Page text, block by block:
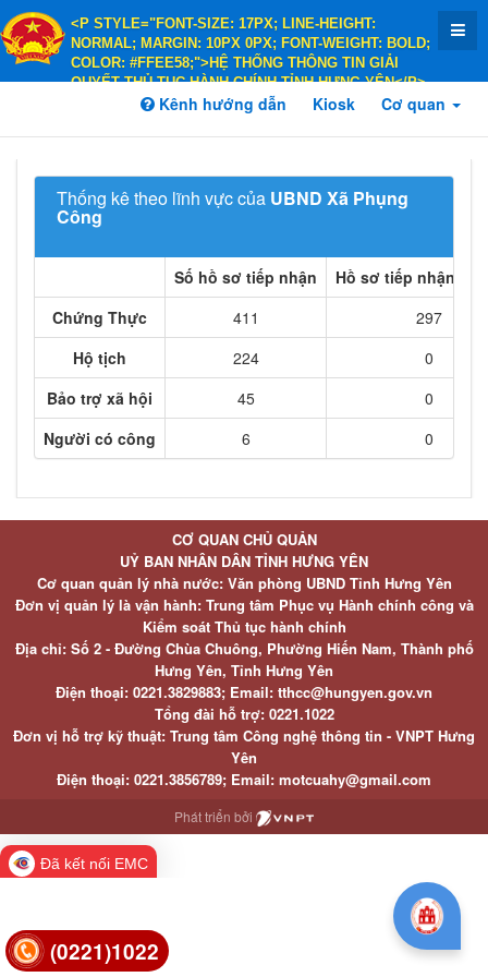
<P STYLE="FONT-SIZE: 17PX; LINE-HEIGHT:
NORMAL; MARGIN: 10PX 0PX; FONT-WEIGHT: BOLD;
COLOR: #FFEE58;">HỆ THỐNG THÔNG TIN GIẢI
QUYẾT THỦ TỤC HÀNH CHÍNH TỈNH HƯNG YÊN</P>
<P STYLE="FONT-SIZE: 14PX; LINE-HEIGHT:
COLOR: #FFEE58;">HÀNH CHÍNH PHỤC VỤ</P>
Kênh hướng dẫn Kiosk Cơ quan
Thống kê theo lĩnh vực của UBND Xã Phụng
Công
Số hồ sơ tiếp nhận
Hồ sơ tiếp nhận
Chứng Thực
411
297
Hộ tịch
224
0
Bảo trợ xã hội
45
0
Người có công
6 0
(0221)1022
CƠ QUAN CHỦ QUẢN
UỶ BAN NHÂN DÂN TỈNH HƯNG YÊN
Cơ quan quản lý nhà nước: Văn phòng UBND Tỉnh Hưng Yên
Đơn vị quản lý là vận hành: Trung tâm Phục vụ Hành chính công và
Kiểm soát Thủ tục hành chính
Địa chỉ: Số 2 - Đường Chùa Chuông, Phường Hiến Nam, Thành phố
Hưng Yên, Tỉnh Hưng Yên
Điện thoại: 0221.3829883; Email: tthcc@hungyen.gov.vn
Tổng đài hỗ trợ: 0221.1022
Đơn vị hỗ trợ kỹ thuật: Trung tâm Công nghệ thông tin - VNPT Hưng
Yên
Điện thoại: 0221.3856789; Email: motcuahy@gmail.com
Phát triển bởi
Đã kết nối EMC